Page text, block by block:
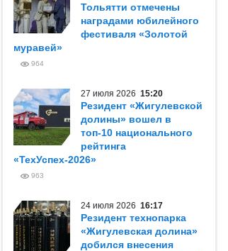
Тольятти отмечены
наградами юбилейного
фестиваля «Золотой
муравей»
964
27 июля 2026 15:20
Резидент «Жигулевской
долины» вошел в
топ-10 национального
рейтинга
«ТехУспех-2026»
963
24 июля 2026 16:17
Резидент технопарка
«Жигулевская долина»
добился внесения